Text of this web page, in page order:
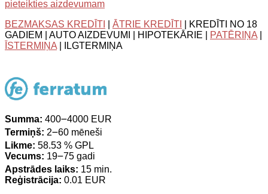
pieteikties aizdevumam
BEZMAKSAS KREDĪTI
ĀTRIE KREDĪTI
| KREDĪTI NO 18
GADIEM | AUTO AIZDEVUMI | HIPOTEKĀRIE |
PATĒRIŅA
ĪSTERMIŅA | ILGTERMIŅA
Summa: 400౼4000 EUR
Termiņš: 2౼60 mēneši
Likme: 58.53 % GPL
Vecums: 19౼75 gadi
Apstrādes laiks: 15 min.
Reģistrācija: 0.01 EUR